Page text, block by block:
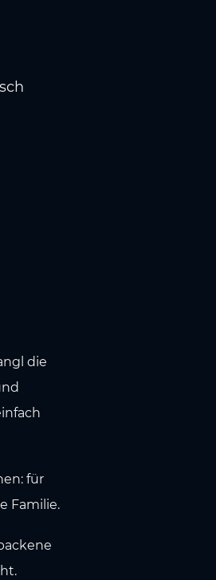
die
für
Familie.